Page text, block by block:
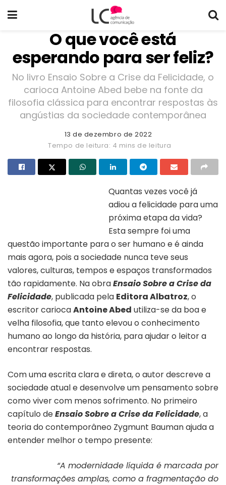
O que você está
esperando para ser feliz?
No livro Ensaio Sobre a Crise da Felicidade, o
carioca Antoine Abed bebe na fonte da
filosofia clássica para encontrar respostas às
angústias da sociedade contemporânea
13 de dezembro de 2022
Tempo de leitura: 4 mins de leitura
Quantas vezes você já
adiou a felicidade para uma
próxima etapa da vida?
Esta sempre foi uma
questão importante para o ser humano e é ainda
mais agora, pois a sociedade nunca teve seus
valores, culturas, tempos e espaços transformados
tão rapidamente. Na obraEnsaio Sobre a Crise da
Felicidade, publicada pela Editora Albatroz, o
escritor cariocaAntoine Abed utiliza-se da boa e
velha filosofia, que tanto elevou o conhecimento
humano ao longo da história, para ajudar o leitor a
encontrar respostas.
Com uma escrita clara e direta, o autor descreve a
sociedade atual e desenvolve um pensamento sobre
como viver com menos sofrimento. No primeiro
capítulo deEnsaio Sobre a Crise da Felicidade, a
teoria do contemporâneo Zygmunt Bauman ajuda a
entender melhor o tempo presente:
“A modernidade líquida é marcada por
transformações amplas, como a fragmentação do